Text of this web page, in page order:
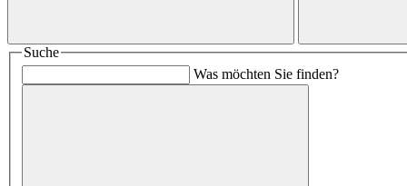
Suche
Was möchten Sie finden?